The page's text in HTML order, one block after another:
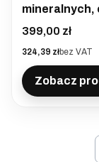
mineralnych,
ciężkich
autobusów
Cena
399,00 zł
Cena
324,39 złbez VAT
Zobacz